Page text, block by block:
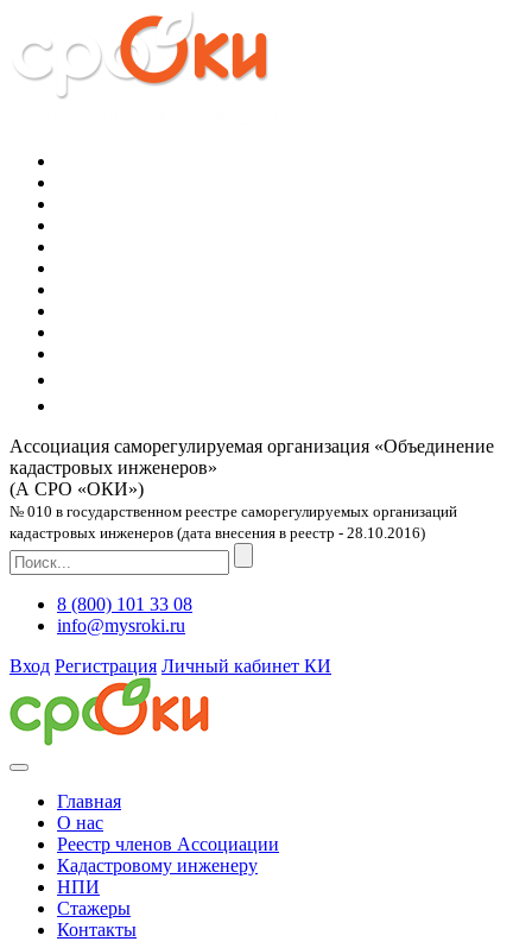
Ассоциация саморегулируемая организация «Объединение
кадастровых инженеров»
(А СРО «ОКИ»)
№ 010 в государственном реестре саморегулируемых организаций
кадастровых инженеров (дата внесения в реестр - 28.10.2016)
8 (800) 101 33 08
info@mysroki.ru
Вход Регистрация Личный кабинет КИ
Главная
О нас
Реестр членов Ассоциации
Кадастровому инженеру
НПИ
Стажеры
Контакты